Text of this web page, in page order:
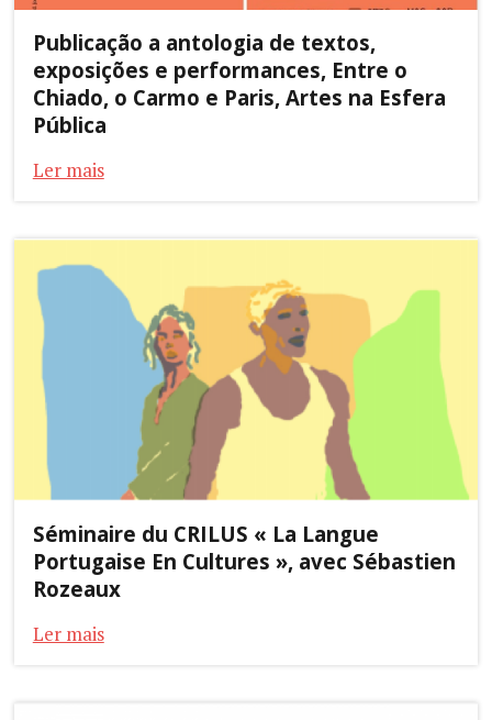
Publicação a antologia de textos,
exposições e performances, Entre o
Chiado, o Carmo e Paris, Artes na Esfera
Pública
Ler mais
Séminaire du CRILUS « La Langue
Portugaise En Cultures », avec Sébastien
Rozeaux
Ler mais